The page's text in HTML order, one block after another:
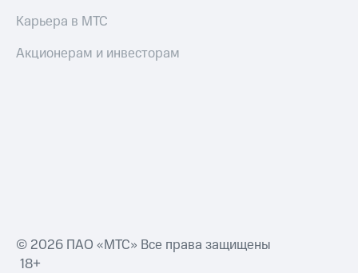
Карьера в МТС
Акционерам и инвесторам
© 2026 ПАО «МТС» Все права защищены
18+